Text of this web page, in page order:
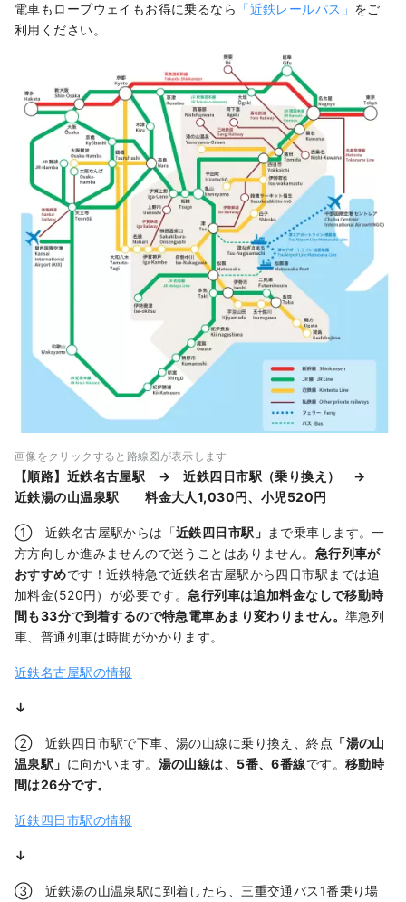
電車もロープウェイもお得に乗るなら 「近鉄レールパス」 をご
利用ください。
画像をクリックすると路線図が表示します
【順路】近鉄名古屋駅 → 近鉄四日市駅（乗り換え） →
近鉄湯の山温泉駅 料金大人1,030円、小児520円
① 近鉄名古屋駅からは「近鉄四日市駅」 まで乗車します。一
方方向しか進みませんので迷うことはありません。 急行列車が
おすすめです！近鉄特急で近鉄名古屋駅から四日市駅までは追
加料金(520円）が必要です。急行列車は追加料金なしで移動時
間も33分で到着するので特急電車あまり変わりません。 準急列
車、普通列車は時間がかかります。
近鉄名古屋駅の情報
↓
② 近鉄四日市駅で下車、湯の山線に乗り換え、終点 「湯の山
温泉駅」 に向かいます。 湯の山線は、5番、6番線です。 移動時
間は26分です。
近鉄四日市駅の情報
↓
③ 近鉄湯の山温泉駅に到着したら、三重交通バス1番乗り場